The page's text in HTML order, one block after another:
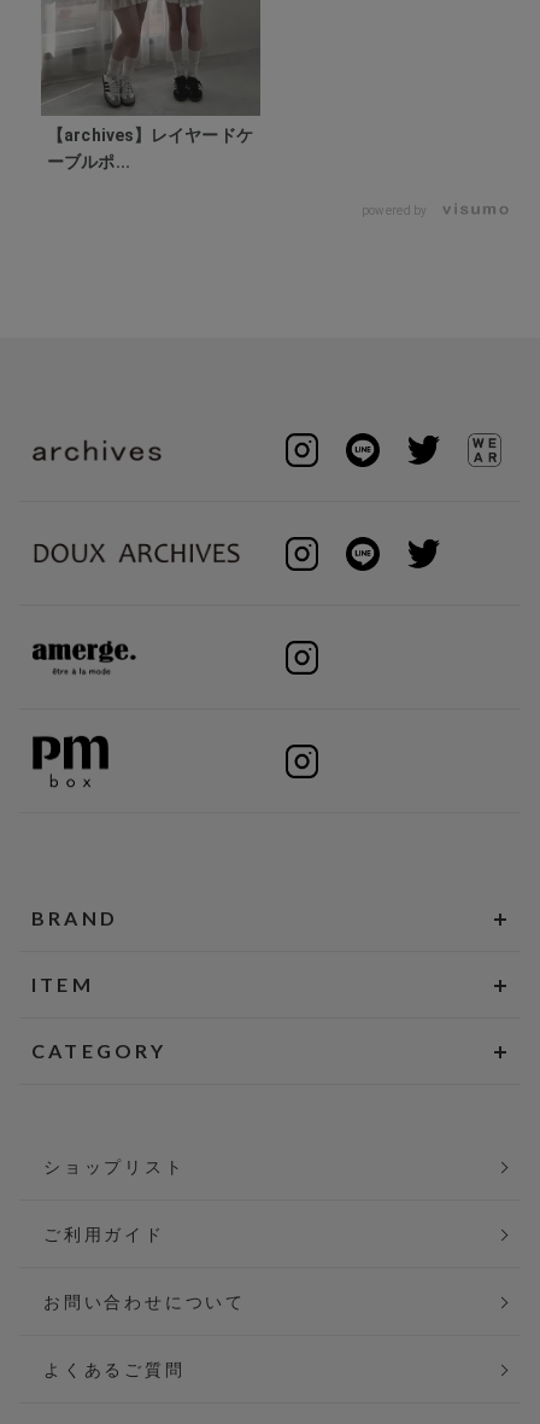
【archives】レイヤードケ
ーブルポ...
powered by
BRAND
ITEM
CATEGORY
ショップリスト
ご利用ガイド
お問い合わせについて
よくあるご質問